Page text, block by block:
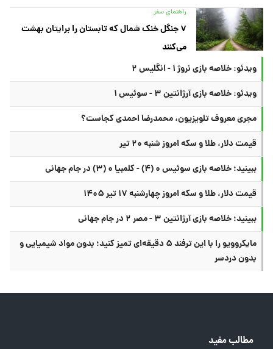
راهنمای سفر
۷ جنگل خنک شمال که تابستان را برایتان بهشت
می‌کنند
ویدئو: خلاصه بازی نروژ ۱ - انگلیس ۲
ویدئو: خلاصه بازی آرژانتین ۳ - سوئیس ۱
مجری معروف تلویزیون، محمدرضا احمدی کجاست؟
قیمت دلار، طلا و سکه امروز شنبه ۲۰ تیر
ببینید؛ خلاصه بازی سوئیس ۰ (۴) - کلمبیا ۰ (۳) در جام جهانی
قیمت دلار، طلا و سکه امروز چهارشنبه ۱۷ تیر ۱۴۰۵
ببینید؛ خلاصه بازی آرژانتین ۳ - مصر ۲ در جام جهانی
مایکروویو را با این ترفند ۵ دقیقه‌ای تمیز کنید؛ بدون مواد شیمیایی و
بدون دردسر
مطالب مفید